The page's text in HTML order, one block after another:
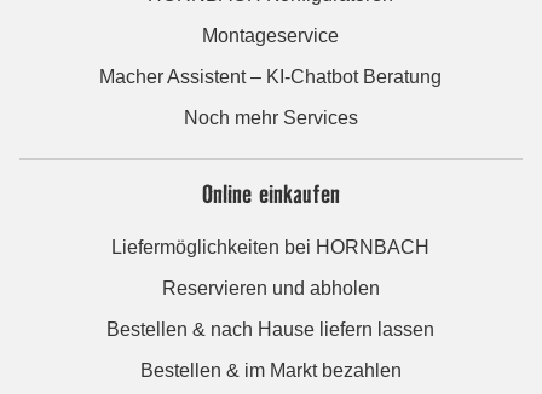
Montageservice
Macher Assistent – KI-Chatbot Beratung
Noch mehr Services
Online einkaufen
Liefermöglichkeiten bei HORNBACH
Reservieren und abholen
Bestellen & nach Hause liefern lassen
Bestellen & im Markt bezahlen